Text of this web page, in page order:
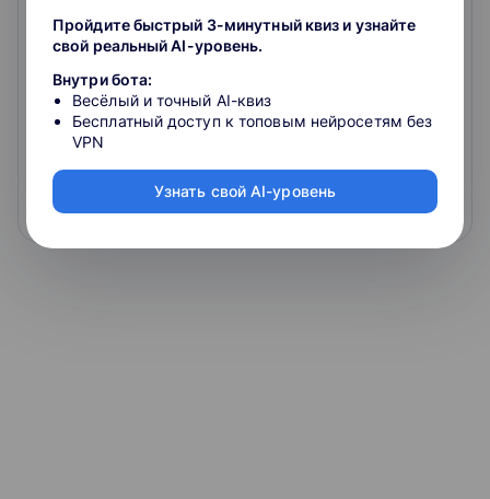
Репетитор по математике: подготовка к
ОГЭ
4.4
нет данных
Пройдите быстрый 3-минутный квиз и узнайте
свой реальный AI-уровень.
Внутри бота:
Весёлый и точный AI-квиз
Бесплатный доступ к топовым нейросетям без
VPN
Узнать свой AI-уровень